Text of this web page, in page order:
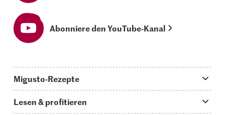
Abonniere den YouTube-Kanal
Migusto-Rezepte
Lesen & profitieren